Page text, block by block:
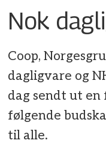
Nok
Coop,
dagligvare og
dag sendt ut en
følgende
til alle.